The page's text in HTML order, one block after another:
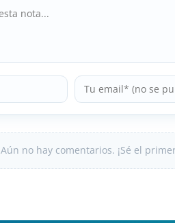
Aún no hay comentarios. ¡Sé el